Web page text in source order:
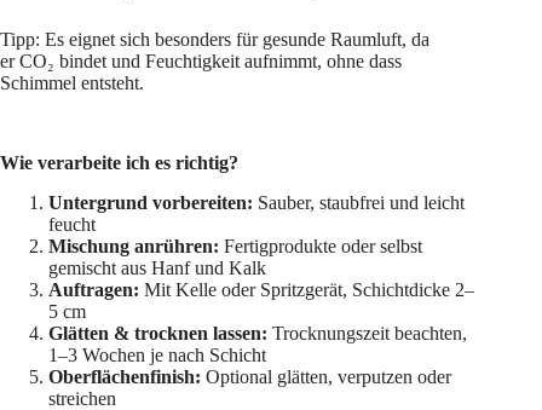
Tipp: Es eignet sich besonders für gesunde Raumluft, da
er CO₂ bindet und Feuchtigkeit aufnimmt, ohne dass
Schimmel entsteht.
Wie verarbeite ich es richtig?
Untergrund vorbereiten: Sauber, staubfrei und leicht
feucht
Mischung anrühren: Fertigprodukte oder selbst
gemischt aus Hanf und Kalk
Auftragen: Mit Kelle oder Spritzgerät, Schichtdicke 2–
5 cm
Glätten & trocknen lassen: Trocknungszeit beachten,
1–3 Wochen je nach Schicht
Oberflächenfinish: Optional glätten, verputzen oder
streichen